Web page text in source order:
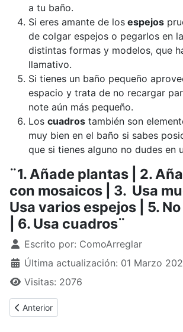
a tu baño.
Si eres amante de los espejos
de colgar espejos o pegarlos en
distintas formas y modelos, que
llamativo.
Si tienes un baño pequeño
espacio y trata de no recargar
note aún más pequeño.
Los cuadros también son
muy bien en el baño si sabes
que si tienes alguno no dudes en
¨1. Añade plantas | 2.
con mosaicos | 3. Usa
Usa varios espejos | 5.
| 6. Usa cuadros¨
Detalles
Escrito por: ComoArreglar
Última actualización: 01 Marzo
Visitas: 2076
Artículo anterior: ¿Cómo arreglar un
Anterior